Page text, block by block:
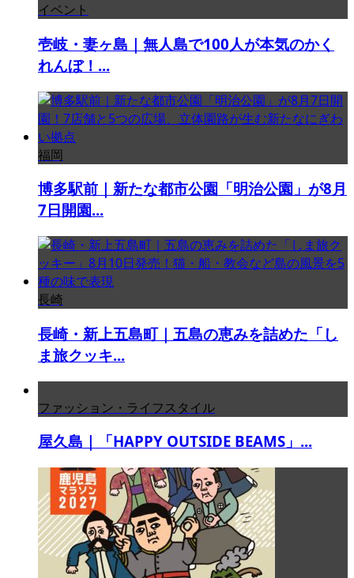
イベント
壱岐・妻ヶ島｜無人島で100人が本気のかく
れんぼ！...
福岡
博多駅前｜新たな都市公園「明治公園」が8月
7日開園...
長崎
長崎・新上五島町｜五島の恵みを詰めた「し
ま旅クッキ...
ファッション・ライフスタイル
屋久島｜「HAPPY OUTSIDE BEAMS」...